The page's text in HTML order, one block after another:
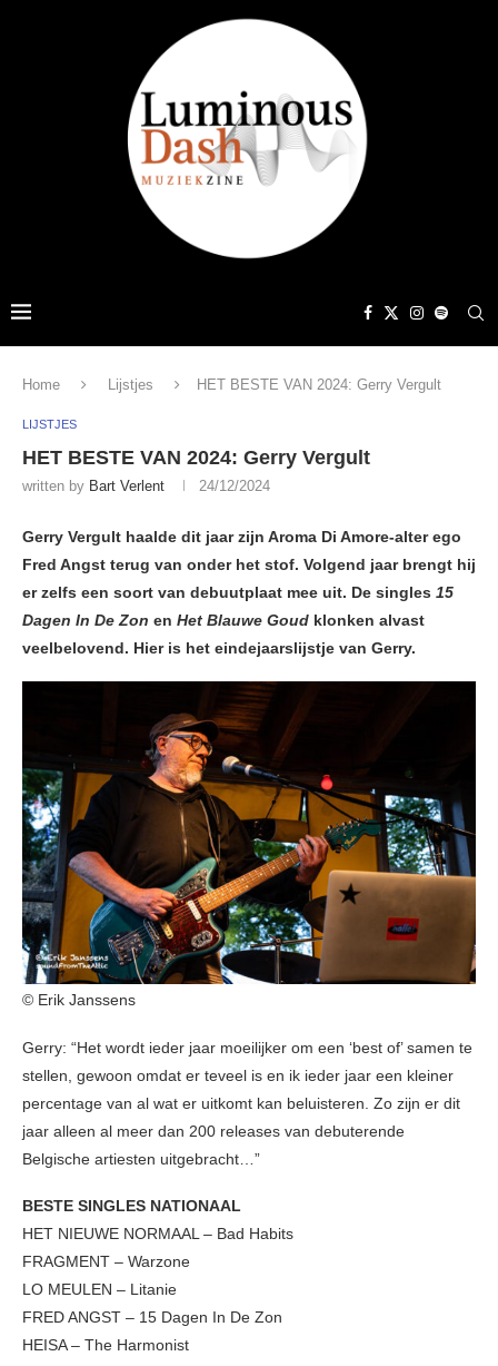
Home Lijstjes HET BESTE VAN 2024: Gerry Vergult
LIJSTJES
HET BESTE VAN 2024: Gerry Vergult
written by Bart Verlent 24/12/2024
Gerry Vergult haalde dit jaar zijn Aroma Di Amore-alter ego
Fred Angst terug van onder het stof. Volgend jaar brengt hij
er zelfs een soort van debuutplaat mee uit. De singles 15
Dagen In De Zon en Het Blauwe Goud klonken alvast
veelbelovend. Hier is het eindejaarslijstje van Gerry.
© Erik Janssens
Gerry: “Het wordt ieder jaar moeilijker om een ‘best of’ samen te
stellen, gewoon omdat er teveel is en ik ieder jaar een kleiner
percentage van al wat er uitkomt kan beluisteren. Zo zijn er dit
jaar alleen al meer dan 200 releases van debuterende
Belgische artiesten uitgebracht…”
BESTE SINGLES NATIONAAL
HET NIEUWE NORMAAL – Bad Habits
FRAGMENT – Warzone
LO MEULEN – Litanie
FRED ANGST – 15 Dagen In De Zon
HEISA – The Harmonist